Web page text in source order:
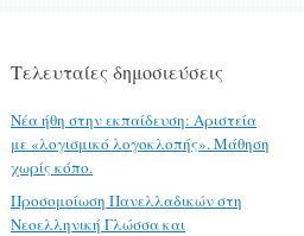
Τελευταίες δημοσιεύσεις
Νέα ήθη στην εκπαίδευση: Αριστεία
με «λογισμικό λογοκλοπής». Μάθηση
χωρίς κόπο.
Προσομοίωση Πανελλαδικών στη
Νεοελληνική Γλώσσα και